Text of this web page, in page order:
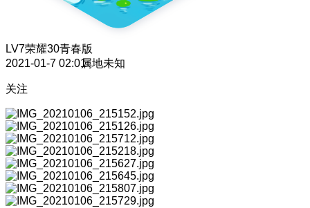
LV7荣耀30青春版
2021-01-7 02:01属地未知
关注